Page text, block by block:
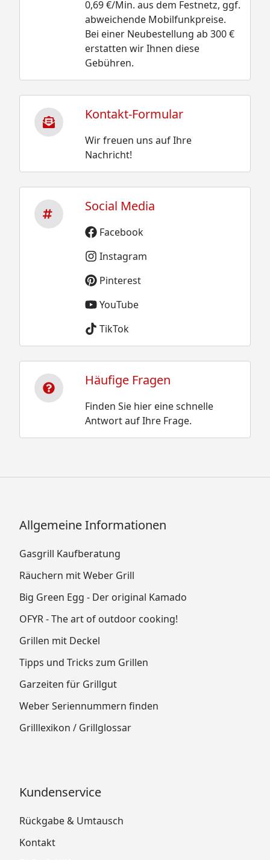
0,69 €/Min. aus dem Festnetz, ggf.
abweichende Mobilfunkpreise.
Bei einer Neubestellung ab 300 €
erstatten wir Ihnen diese
Gebühren.
Kontakt-Formular
Wir freuen uns auf Ihre
Nachricht!
Social Media
Facebook
Instagram
Pinterest
YouTube
TikTok
Häufige Fragen
Finden Sie hier eine schnelle
Antwort auf Ihre Frage.
Allgemeine Informationen
Gasgrill Kaufberatung
Räuchern mit Weber Grill
Big Green Egg - Der original Kamado
OFYR - The art of outdoor cooking!
Grillen mit Deckel
Tipps und Tricks zum Grillen
Garzeiten für Grillgut
Weber Seriennummern finden
Grilllexikon / Grillglossar
Kundenservice
Rückgabe & Umtausch
Kontakt